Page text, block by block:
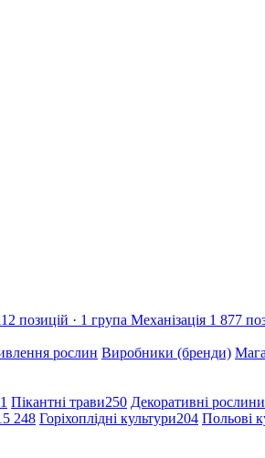
позицій · 1 група Механізація 1 877
рослин Виробники (бренди)
Пікантні трави250 Декоративні рослини
248 Горіхоплідні культури204 Польові